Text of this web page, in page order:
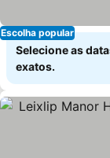
Escolha popular
Selecione as
exatos.